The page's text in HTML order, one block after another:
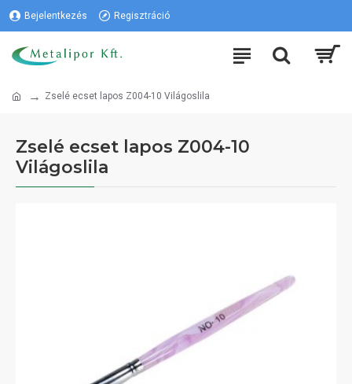
Bejelentkezés Regisztráció
Zselé ecset lapos Z004-10 Világoslila
Zselé ecset lapos Z004-10
Világoslila